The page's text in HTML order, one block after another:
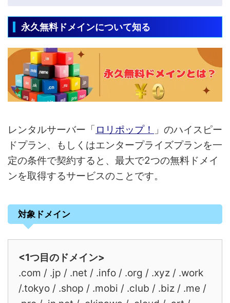
永久無料ドメインについて知る
レンタルサーバー「 ロリポップ！
」のハイスピー
ドプラン、もしくはエンタープライズプランを一
定の条件で契約すると、最大で2つの無料ドメイ
ンを取得するサービスのことです。
対象ドメイン
<1つ目のドメイン>
.com / .jp / .net / .info / .org / .xyz / .work
/.tokyo / .shop / .mobi / .club / .biz / .me /